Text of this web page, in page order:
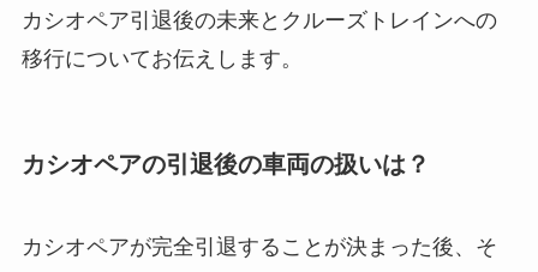
カシオペア引退後の未来とクルーズトレインへの
移行についてお伝えします。
カシオペアの引退後の車両の扱いは？
カシオペアが完全引退することが決まった後、そ